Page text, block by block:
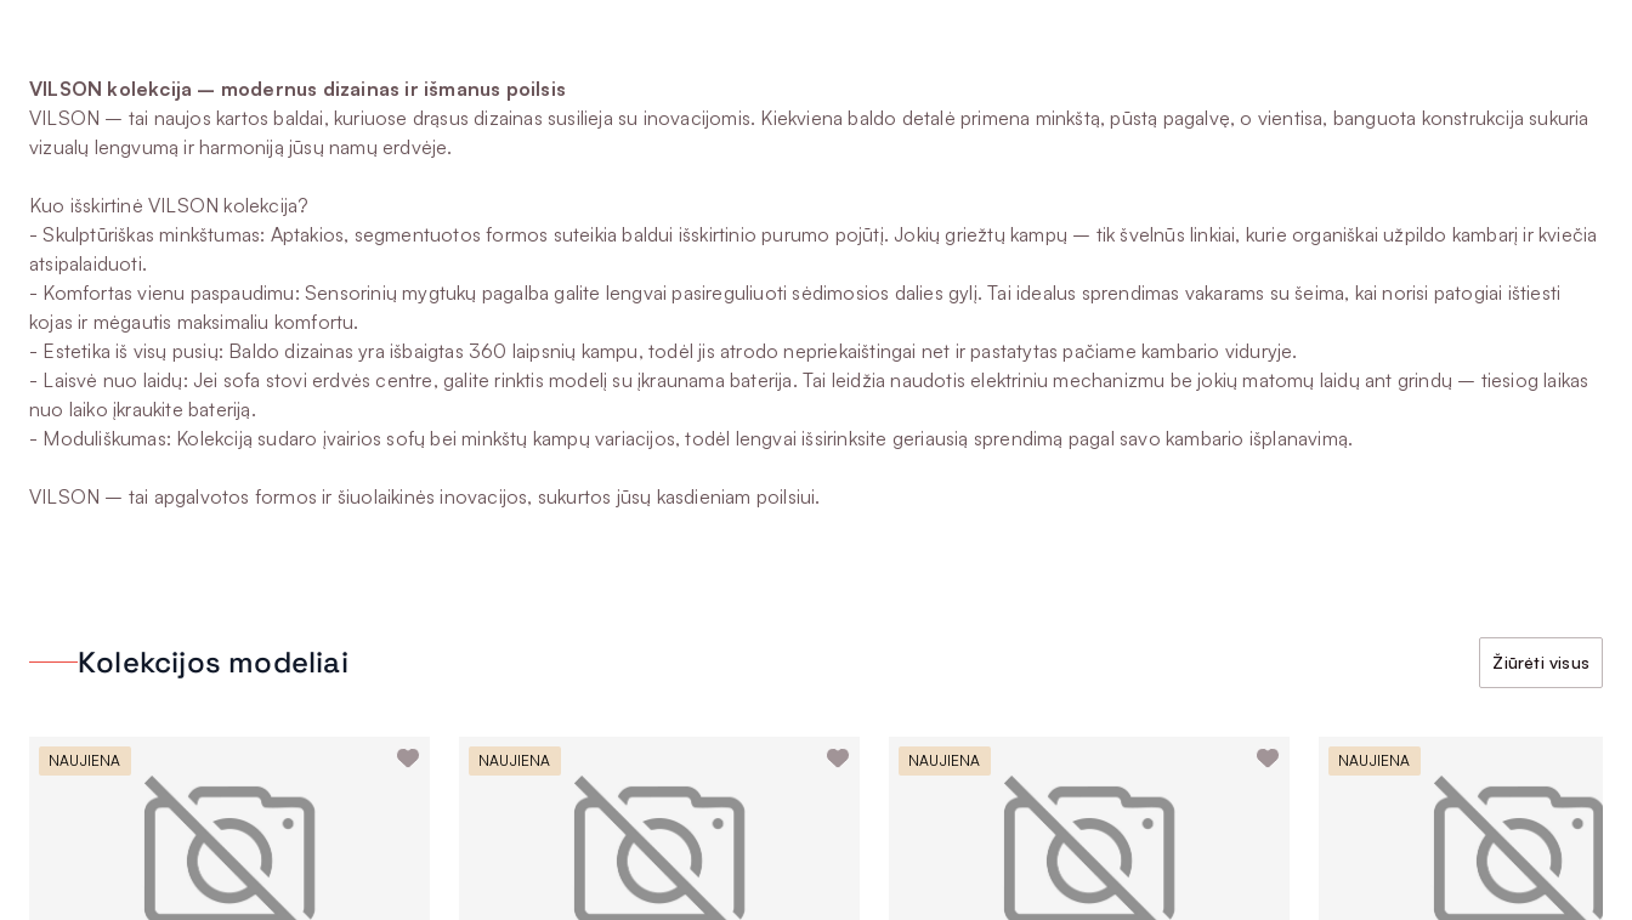
VILSON kolekcija – modernus dizainas ir išmanus poilsis
VILSON – tai naujos kartos baldai, kuriuose drąsus dizainas susilieja su inovacijomis. Kiekviena baldo detalė primena minkštą, pūstą pagalvę, o vientisa, banguota konstrukcija sukuria
vizualų lengvumą ir harmoniją jūsų namų erdvėje.
Kuo išskirtinė VILSON kolekcija?
- Skulptūriškas minkštumas: Aptakios, segmentuotos formos suteikia baldui išskirtinio purumo pojūtį. Jokių griežtų kampų – tik švelnūs linkiai, kurie organiškai užpildo kambarį ir kviečia
atsipalaiduoti.
- Komfortas vienu paspaudimu: Sensorinių mygtukų pagalba galite lengvai pasireguliuoti sėdimosios dalies gylį. Tai idealus sprendimas vakarams su šeima, kai norisi patogiai ištiesti
kojas ir mėgautis maksimaliu komfortu.
- Estetika iš visų pusių: Baldo dizainas yra išbaigtas 360 laipsnių kampu, todėl jis atrodo nepriekaištingai net ir pastatytas pačiame kambario viduryje.
- Laisvė nuo laidų: Jei sofa stovi erdvės centre, galite rinktis modelį su įkraunama baterija. Tai leidžia naudotis elektriniu mechanizmu be jokių matomų laidų ant grindų – tiesiog laikas
nuo laiko įkraukite bateriją.
- Moduliškumas: Kolekciją sudaro įvairios sofų bei minkštų kampų variacijos, todėl lengvai išsirinksite geriausią sprendimą pagal savo kambario išplanavimą.
VILSON – tai apgalvotos formos ir šiuolaikinės inovacijos, sukurtos jūsų kasdieniam poilsiui.
Kolekcijos modeliai Žiūrėti visus
NAUJIENA NAUJIENA NAUJIENA NAUJIENA